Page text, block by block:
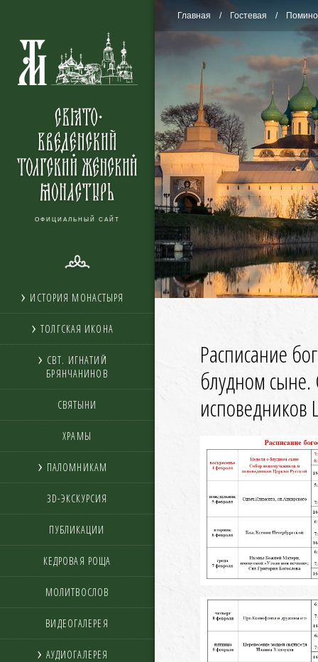
ОФИЦИАЛЬНЫЙ САЙТ
ИСТОРИЯ МОНАСТЫРЯ
ТОЛГСКАЯ ИКОНА
СВТ. ИГНАТИЙ
БРЯНЧАНИНОВ
СВЯТЫНИ
ХРАМЫ
ПАЛОМНИКАМ
3D-ЭКСКУРСИЯ
ПУБЛИКАЦИИ
КЕДРОВАЯ РОЩА
МОЛИТВОСЛОВ
ВИДЕОГАЛЕРЕЯ
АУДИОГАЛЕРЕЯ
Главная Гостевая
Расписание
блудном
исповедников